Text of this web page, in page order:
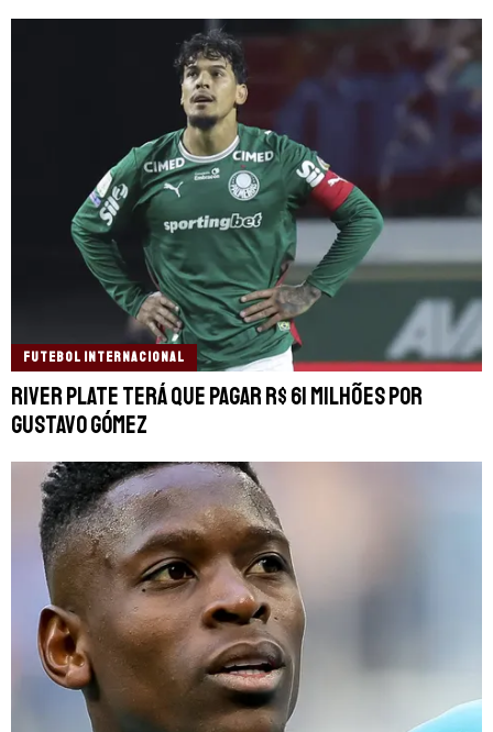
FUTEBOL INTERNACIONAL
River Plate terá que pagar R$ 61 milhões por
Gustavo Gómez